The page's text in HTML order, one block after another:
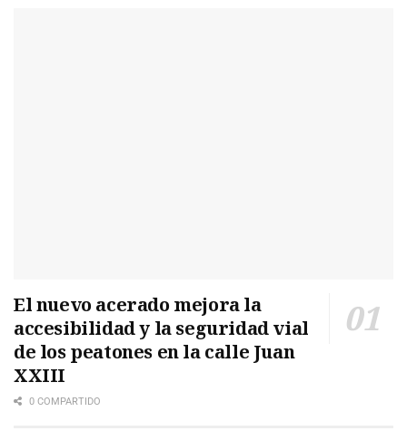
El nuevo acerado mejora la
accesibilidad y la seguridad vial
de los peatones en la calle Juan
XXIII
0 COMPARTIDO